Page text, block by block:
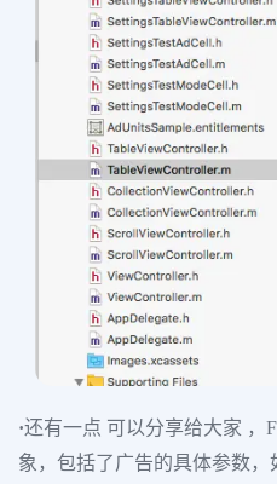
·还有一点 可以分享给大家 ，
象，包括了广告的具体参数